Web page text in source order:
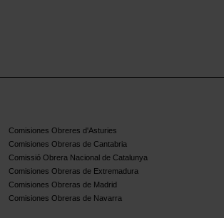
Comisiones Obreres d'Asturies
Comisiones Obreras de Cantabria
Comissió Obrera Nacional de Catalunya
Comisiones Obreras de Extremadura
Comisiones Obreras de Madrid
Comisiones Obreras de Navarra